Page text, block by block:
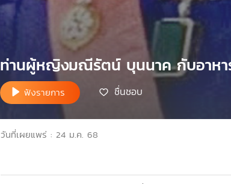
ท่านผู้หญิงมณีรัตน์ บุนนาค กับอาหาร
ฟังรายการ ชื่นชอบ
วันที่เผยแพร่ : 24 ม.ค. 68